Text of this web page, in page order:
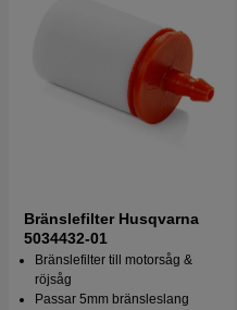
Bränslefilter Husqvarna
5034432-01
Bränslefilter till motorsåg &
röjsåg
Passar 5mm bränsleslang